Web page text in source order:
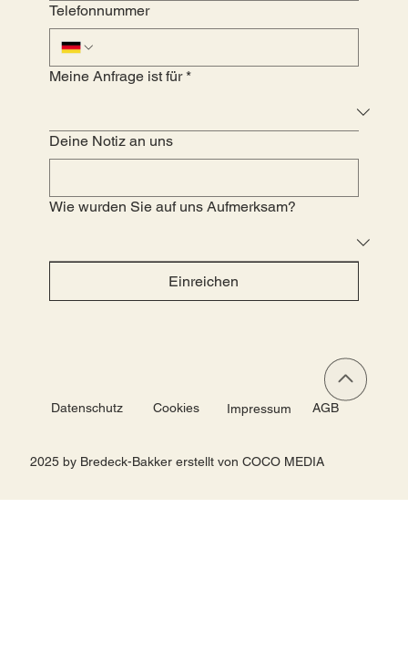
Telefonnummer
Meine Anfrage ist für *
Deine Notiz an uns
Wie wurden Sie auf uns Aufmerksam?
Einreichen
Datenschutz Cookies Impressum AGB
2025 by Bredeck-Bakker erstellt von COCO MEDIA